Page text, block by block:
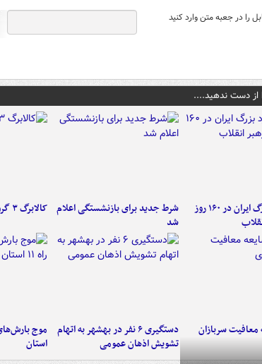
را در جعبه متن وارد کنید
از دست ندهید....
۶ دستاورد بزرگ ایران در ۱۶۰ روز
شرط جدید برای بازنشستگی اعلام
شد
کالابرگ ۳ گروه شارژ شد
سربازان
دستگیری ۶ نفر در بهشهر به اتهام
تشویش اذهان عمومی
استان